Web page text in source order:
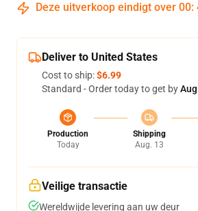
Deze uitverkoop eindigt over 00:
Deliver to United States
Cost to ship:$6.99
Standard - Order today to get by
Production
Today
Shipping
Aug. 13
Veilige transactie
Wereldwijde levering aan uw deur